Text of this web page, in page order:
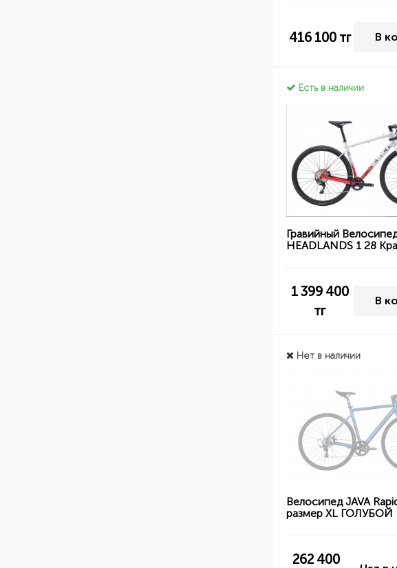
416 100тг В
Есть в наличии
Гравийный
HEADLANDS 1 28
1 399 400
тг
В
Нет в наличии
Велосипед JAVA
размер XL ГОЛУБОЙ
262 400